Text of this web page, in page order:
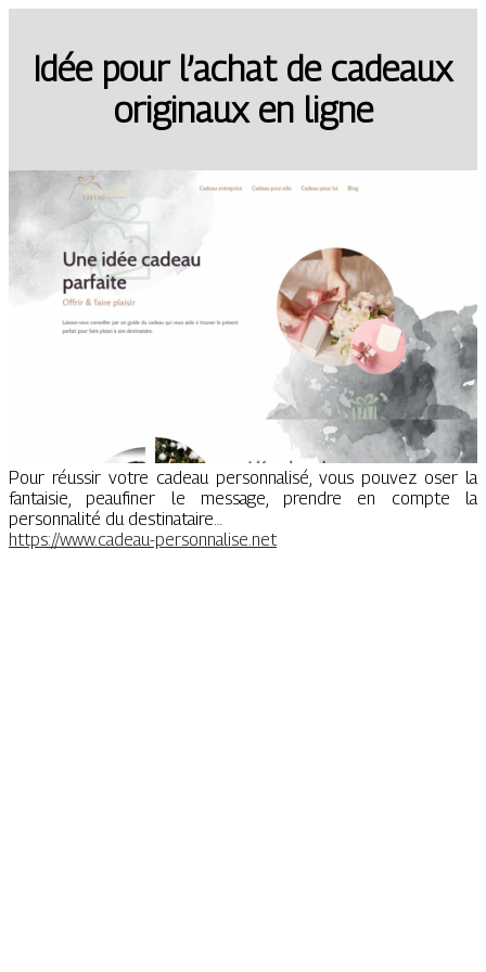
Idée pour l’achat de cadeaux
originaux en ligne
Pour réussir votre cadeau personnalisé, vous pouvez oser la
fantaisie, peaufiner le message, prendre en compte la
personnalité du destinataire…
https://www.cadeau-personnalise.net